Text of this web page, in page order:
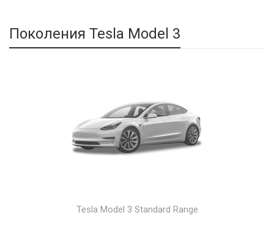
Поколения Tesla Model 3
Tesla Model 3 Standard Range